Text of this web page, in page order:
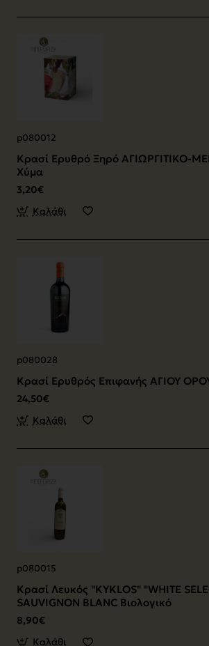
p080012
Κρασί Ερυθρό Ξηρό ΑΓΙΩΡΓΙΤΙΚΟ-
Χύμα
3,20€
Καλάθι
p080028
Κρασί Ερυθρός Επιφανής ΑΓΙΟΥ
24,50€
Καλάθι
p080015
Κρασί Λευκός "KYKLOS" "WHITE
SAUVIGNON BLANC Βιολογικό
8,90€
Καλάθι